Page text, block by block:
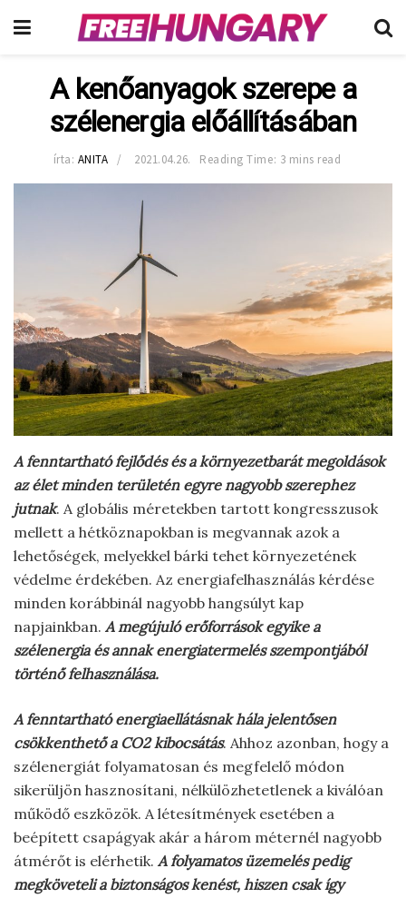
A kenőanyagok szerepe a
szélenergia előállításában
írta: ANITA 2021.04.26. Reading Time: 3 mins read
A fenntartható fejlődés és a környezetbarát megoldások
az élet minden területén egyre nagyobb szerephez
jutnak. A globális méretekben tartott kongresszusok
mellett a hétköznapokban is megvannak azok a
lehetőségek, melyekkel bárki tehet környezetének
védelme érdekében. Az energiafelhasználás kérdése
minden korábbinál nagyobb hangsúlyt kap
napjainkban. A megújuló erőforrások egyike a
szélenergia és annak energiatermelés szempontjából
történő felhasználása.
A fenntartható energiaellátásnak hála jelentősen
csökkenthető a CO2 kibocsátás. Ahhoz azonban, hogy a
szélenergiát folyamatosan és megfelelő módon
sikerüljön hasznosítani, nélkülözhetetlenek a kiválóan
működő eszközök. A létesítmények esetében a
beépített csapágyak akár a három méternél nagyobb
átmérőt is elérhetik. A folyamatos üzemelés pedig
megköveteli a biztonságos kenést, hiszen csak így